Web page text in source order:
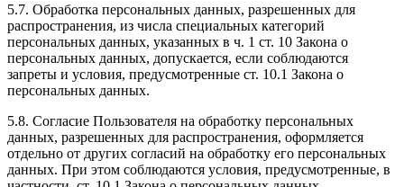
5.7. Обработка персональных данных, разрешенных для
распространения, из числа специальных категорий
персональных данных, указанных в ч. 1 ст. 10 Закона о
персональных данных, допускается, если соблюдаются
запреты и условия, предусмотренные ст. 10.1 Закона о
персональных данных.
5.8. Согласие Пользователя на обработку персональных
данных, разрешенных для распространения, оформляется
отдельно от других согласий на обработку его персональных
данных. При этом соблюдаются условия, предусмотренные, в